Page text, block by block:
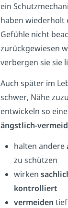
ein
haben wiederholt
Gefühle nicht
zurückgewiesen
verbergen sie sie
Auch später im
schwer, Nähe
entwickeln so
ängstlich-
halten andere
zu schützen
wirken
kontrolliert
vermeiden